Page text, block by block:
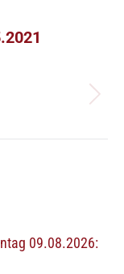
09.08.2026: